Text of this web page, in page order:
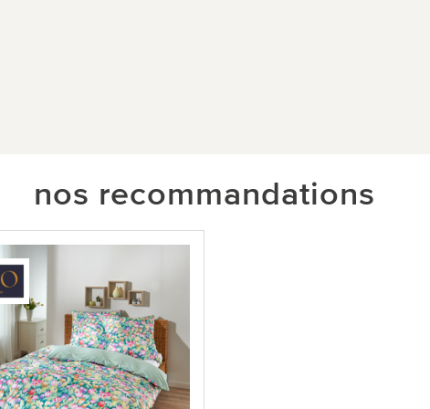
nos recommandations